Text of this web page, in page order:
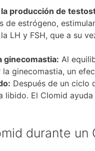
producción de
de estrógeno,
LH y FSH, que a su
ginecomastia: Al
ginecomastia, un
Después de un ciclo
libido. El Clomid
durante un